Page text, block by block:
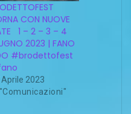
CON NUOVE
1 – 2 – 3 – 4
2023 | FANO
#brodettofest
Aprile 2023